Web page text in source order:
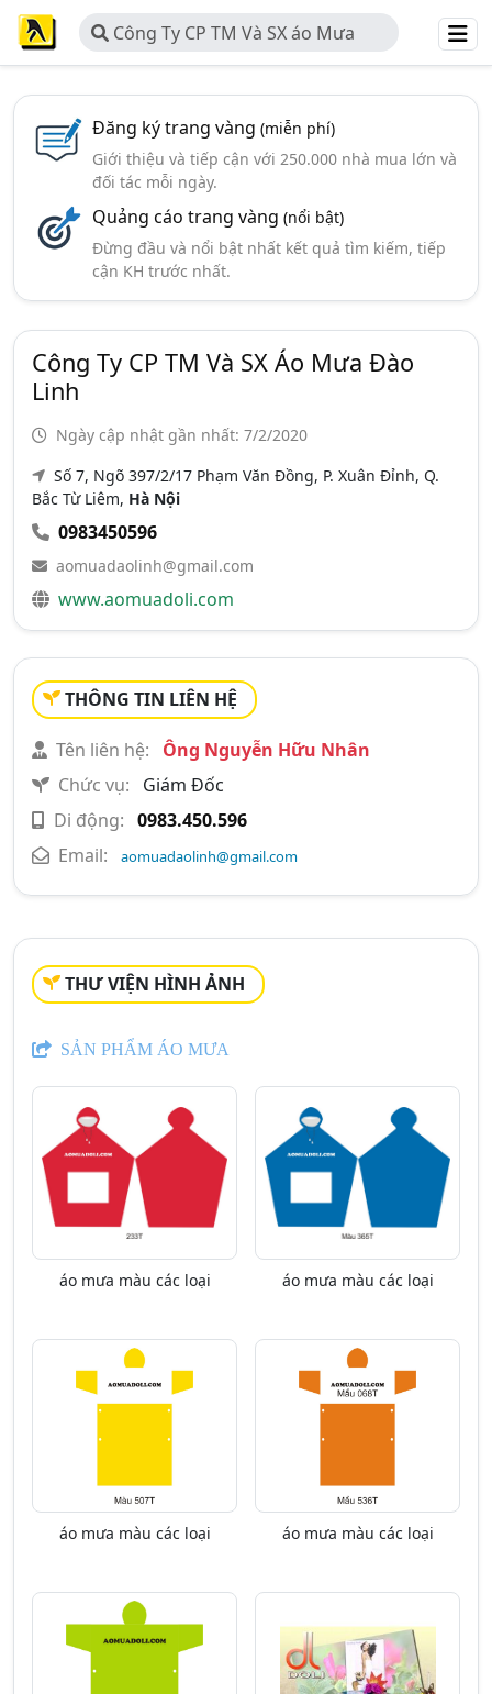
Công Ty CP TM Và SX áo Mưa
Đào Linh
Đăng ký trang vàng (miễn phí)
Giới thiệu và tiếp cận với 250.000 nhà mua lớn và
đối tác mỗi ngày.
Quảng cáo trang vàng (nổi bật)
Đừng đầu và nổi bật nhất kết quả tìm kiếm, tiếp
cận KH trước nhất.
Công Ty CP TM Và SX Áo Mưa Đào
Linh
Ngày cập nhật gần nhất: 7/2/2020
Số 7, Ngõ 397/2/17 Phạm Văn Đồng, P. Xuân Đỉnh, Q.
Bắc Từ Liêm, Hà Nội
0983450596
aomuadaolinh@gmail.com
www.aomuadoli.com
THÔNG TIN LIÊN HỆ
Tên liên hệ:
Ông Nguyễn Hữu Nhân
Chức vụ:
Giám Đốc
Di động: 0983.450.596
Email:
aomuadaolinh@gmail.com
THƯ VIỆN HÌNH ẢNH
SẢN PHẨM ÁO MƯA
áo mưa màu các loại áo mưa màu các loại
áo mưa màu các loại áo mưa màu các loại